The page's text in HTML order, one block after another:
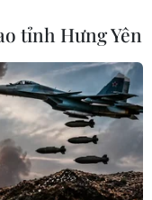
vaccine
thông tin về việc
miễn phí là
tỉnh Hưng Yên